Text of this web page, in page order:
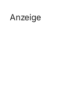
Anzeige